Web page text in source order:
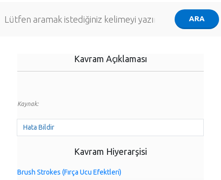
Kavram Açıklaması
Kaynak:
Hata Bildir
Kavram Hiyerarşisi
Brush Strokes (Fırça Ucu Efektleri)